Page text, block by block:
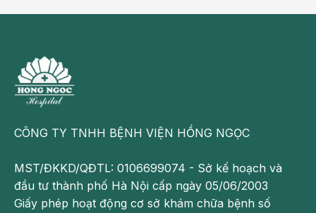
CÔNG TY TNHH BỆNH VIỆN HỒNG NGỌC
MST/ĐKKD/QĐTL: 0106699074 - Sở kế hoạch và
đầu tư thành phố Hà Nội cấp ngày 05/06/2003
Giấy phép hoạt động cơ sở khám chữa bệnh số